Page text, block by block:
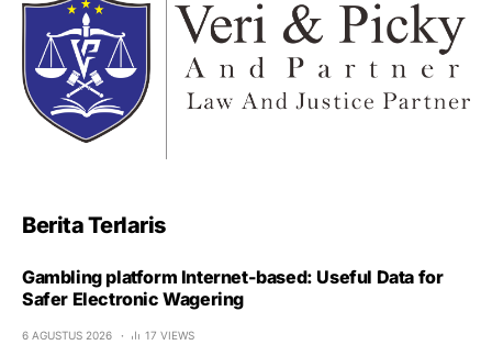
Berita Terlaris
Gambling platform Internet-based: Useful Data for
Safer Electronic Wagering
6 AGUSTUS 2026 17 VIEWS